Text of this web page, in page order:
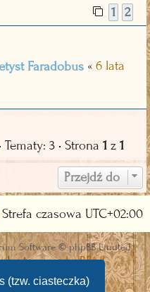
(tzw. ciasteczka)
1 2
Faradobus « 6 lata
Tematy: 3 • Strona 1z 1
Przejdź do
Strefa czasowa UTC+02:00
Software © phpBB Limited
dostarczaphpBB.pl